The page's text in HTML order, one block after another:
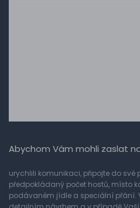
Abychom Vám mohli zaslat
urychlili komunikaci, připojte do
předpokládaný počet hostů, místo
podávaném jídle a speciální přání.